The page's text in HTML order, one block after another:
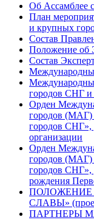
Об Ассамблее
План
и крупных
Состав
Положение об
Состав
городов СНГ и
Орден
городов (МАГ)
городов СНГ»,
организации
Орден
городов (МАГ)
городов СНГ»,
рождения
ПОЛОЖЕНИЕ
СЛАВЫ»
ПАРТНЕРЫ